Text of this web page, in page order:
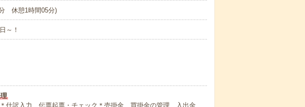
休憩1時間05分)
～！
仕訳入力、伝票起票・チェック＊売掛金、買掛金の管理、入出金